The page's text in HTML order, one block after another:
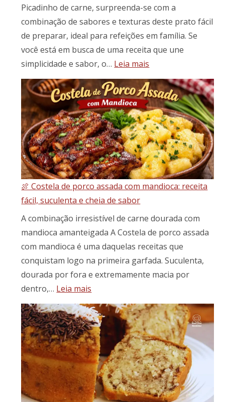
Picadinho de carne, surpreenda-se com a
combinação de sabores e texturas deste prato fácil
de preparar, ideal para refeições em família. Se
você está em busca de uma receita que une
simplicidade e sabor, o… Leia mais
de
Patinho
com
Banana-
da-
Terra:
Um
Toque
Brasileiro
Seu
🍖 Costela de porco assada com mandioca: receita
fácil, suculenta e cheia de sabor
A combinação irresistível de carne dourada com
mandioca amanteigada A Costela de porco assada
com mandioca é uma daquelas receitas que
conquistam logo na primeira garfada. Suculenta,
dourada por fora e extremamente macia por
dentro,… Leia mais
Costela
de
porco
assada
com
mandioca:
receita